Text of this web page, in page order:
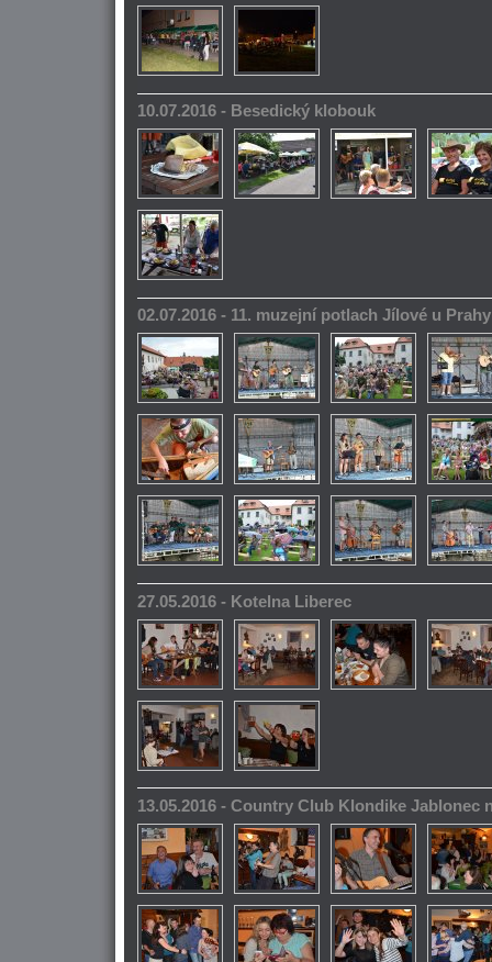
10.07.2016 - Besedický klobouk
02.07.2016 - 11. muzejní potlach Jílové u Prahy
27.05.2016 - Kotelna Liberec
13.05.2016 - Country Club Klondike Jablonec